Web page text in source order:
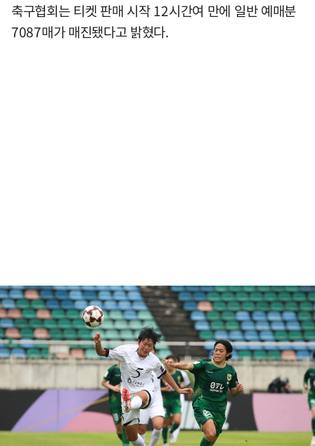
축구협회는 티켓 판매 시작 12시간여 만에 일반 예매분
7087매가 매진됐다고 밝혔다.